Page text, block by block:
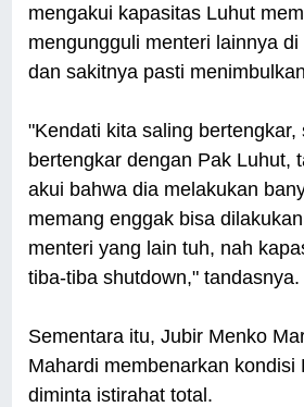
mengakui kapasitas Luhut
mengungguli menteri lainnya
dan sakitnya pasti
"Kendati kita saling bertengkar,
bertengkar dengan Pak Luhut,
akui bahwa dia melakukan
memang enggak bisa
menteri yang lain tuh, nah
tiba-tiba shutdown," tandasnya.
Sementara itu, Jubir Menko
Mahardi membenarkan kondisi
diminta istirahat total.